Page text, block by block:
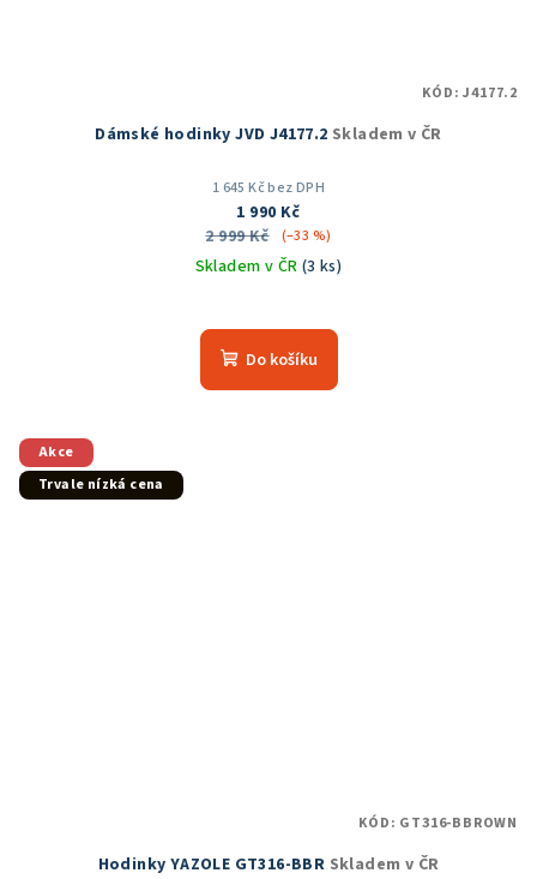
Dámské hodinky JVD J4177.2 Skladem v ČR
1 645 Kč bez DPH
1 990 Kč
2 999 Kč
(–33 %)
Skladem v ČR (3 ks)
hodnocení
produktu
Do košíku
KÓD:J4177.2
Akce
Trvale nízká cena
Hodinky YAZOLE GT316-BBR Skladem v ČR
KÓD: GT316-BBROWN